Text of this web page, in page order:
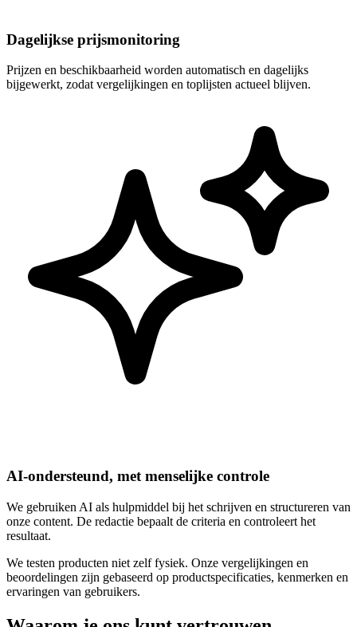
Dagelijkse prijsmonitoring
Prijzen en beschikbaarheid worden automatisch en dagelijks
bijgewerkt, zodat vergelijkingen en toplijsten actueel blijven.
AI-ondersteund, met menselijke controle
We gebruiken AI als hulpmiddel bij het schrijven en structureren van
onze content. De redactie bepaalt de criteria en controleert het
resultaat.
We testen producten niet zelf fysiek. Onze vergelijkingen en
beoordelingen zijn gebaseerd op productspecificaties, kenmerken en
ervaringen van gebruikers.